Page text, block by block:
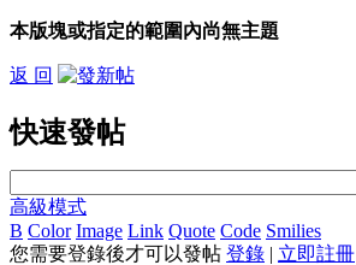
本版塊或指定的範圍內尚無主題
返 回
快速發帖
高級模式
B Color Image Link Quote Code Smilies
您需要登錄後才可以發帖 登錄 | 立即註冊